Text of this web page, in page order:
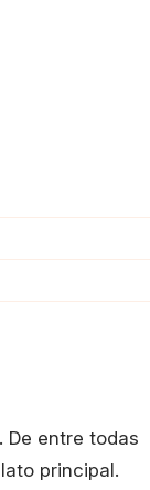
De entre todas
principal.